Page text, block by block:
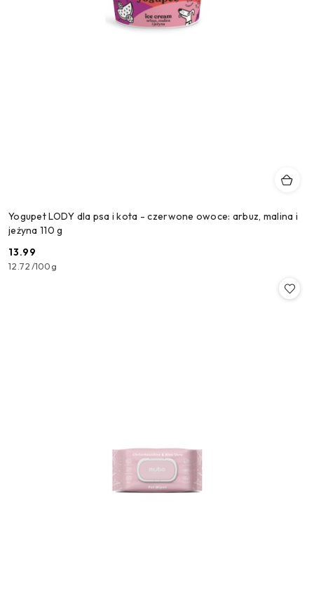
Yogupet LODY dla psa i kota - czerwone owoce: arbuz, malina i
jeżyna 110 g
Cena:
13.99
12.72/100g